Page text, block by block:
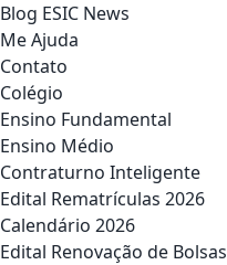
Blog ESIC News
Me Ajuda
Contato
Colégio
Ensino Fundamental
Ensino Médio
Contraturno Inteligente
Edital Rematrículas 2026
Calendário 2026
Edital Renovação de Bolsas